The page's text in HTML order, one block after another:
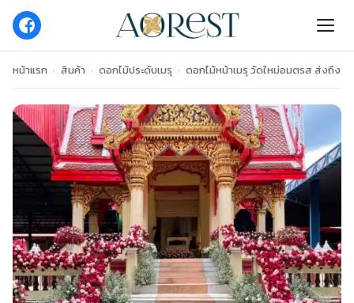
หน้าแรก › สินค้า › ดอกไม้ประดับเมรุ › ดอกไม้หน้าเมรุ วัดใหม่อมตรส ส่งถึงวั